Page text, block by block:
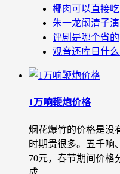
椰肉可以直接
朱一龙阚清子
评剧是哪个省的
观音还库日什
1万响鞭炮价格
烟花爆竹的价格是没
时期贵很多。五千响
70元，春节期间价格